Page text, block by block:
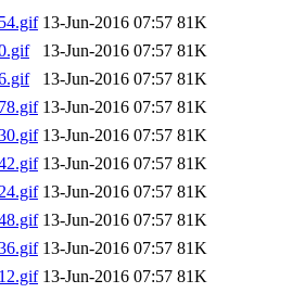
13-Jun-2016 07:57 81K
13-Jun-2016 07:57 81K
13-Jun-2016 07:57 81K
13-Jun-2016 07:57 81K
13-Jun-2016 07:57 81K
13-Jun-2016 07:57 81K
13-Jun-2016 07:57 81K
13-Jun-2016 07:57 81K
13-Jun-2016 07:57 81K
13-Jun-2016 07:57 81K